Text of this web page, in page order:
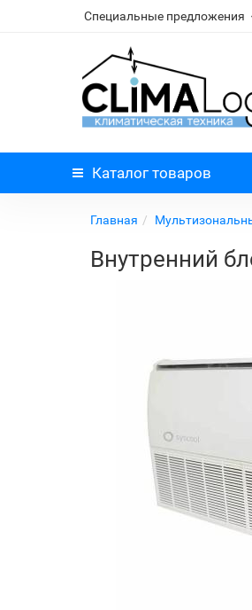
Специальные предложения
Каталог товаров
Главная
Внутренний